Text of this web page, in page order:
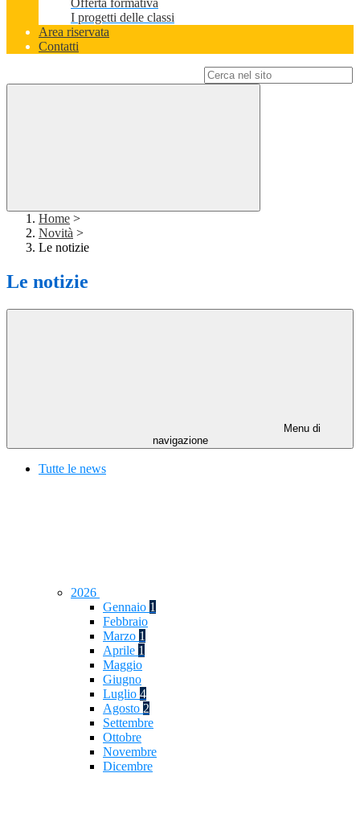
Offerta formativa
I progetti delle classi
Area riservata
Contatti
Home >
Novità >
Le notizie
Le notizie
Menu di
navigazione
Tutte le news
2026
Gennaio 1
Febbraio
Marzo 1
Aprile 1
Maggio
Giugno
Luglio 4
Agosto 2
Settembre
Ottobre
Novembre
Dicembre